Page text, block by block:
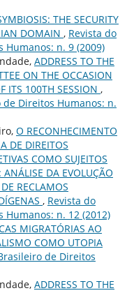
THE SECURITY
DOMAIN , Revista do
n. 9 (2009)
ADDRESS TO THE
ON THE OCCASION
ITS 100TH SESSION ,
Direitos Humanos: n.
O RECONHECIMENTO
DE DIREITOS
COMO SUJEITOS
DA EVOLUÇÃO
RECLAMOS
, Revista do
n. 12 (2012)
MIGRATÓRIAS AO
COMO UTOPIA
de Direitos
ADDRESS TO THE